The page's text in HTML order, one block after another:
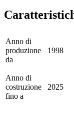
Anno di
produzione
da
1998
Anno di
costruzione
fino a
2025